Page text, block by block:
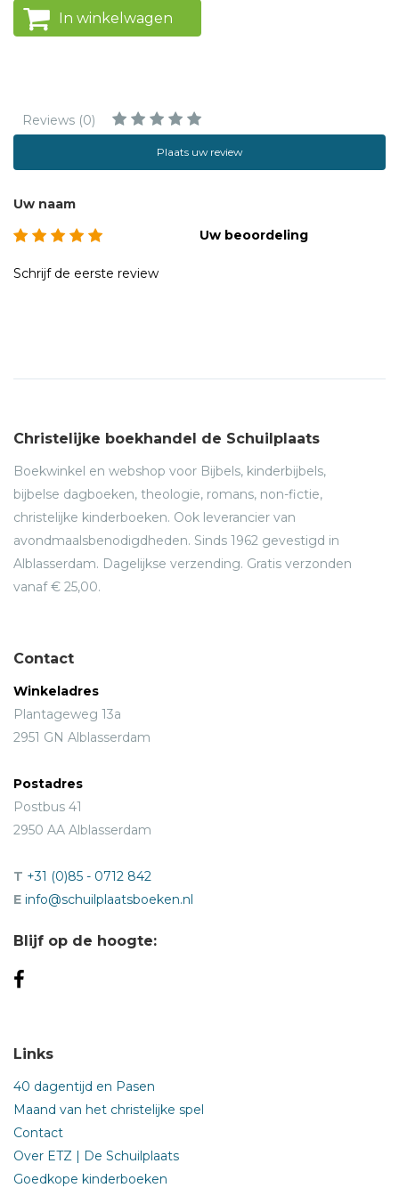
In winkelwagen
Reviews (0)
Plaats uw review
Uw naam
Uw beoordeling
Schrijf de eerste review
Christelijke boekhandel de Schuilplaats
Boekwinkel en webshop voor Bijbels, kinderbijbels,
bijbelse dagboeken, theologie, romans, non-fictie,
christelijke kinderboeken. Ook leverancier van
avondmaalsbenodigdheden. Sinds 1962 gevestigd in
Alblasserdam. Dagelijkse verzending. Gratis verzonden
vanaf € 25,00.
Contact
Winkeladres
Plantageweg 13a
2951 GN Alblasserdam
Postadres
Postbus 41
2950 AA Alblasserdam
T +31 (0)85 - 0712 842
E info@schuilplaatsboeken.nl
Blijf op de hoogte:
Links
40 dagentijd en Pasen
Maand van het christelijke spel
Contact
Over ETZ | De Schuilplaats
Goedkope kinderboeken